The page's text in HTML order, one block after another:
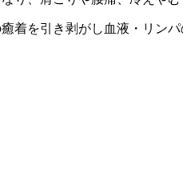
着を引き剥がし血液・リン